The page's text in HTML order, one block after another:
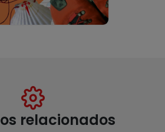
relacionados